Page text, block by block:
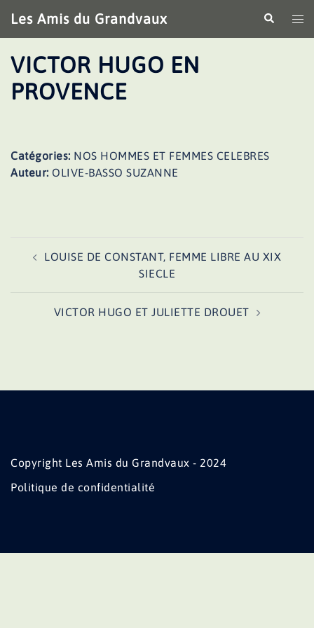
au
contenu
Les Amis du Grandvaux
le
VICTOR HUGO EN
PROVENCE
Catégories: NOS HOMMES ET FEMMES CELEBRES
Auteur: OLIVE-BASSO SUZANNE
d’article
LOUISE DE CONSTANT, FEMME LIBRE AU XIX
SIECLE
VICTOR HUGO ET JULIETTE DROUET
Copyright Les Amis du Grandvaux - 2024
Politique de confidentialité